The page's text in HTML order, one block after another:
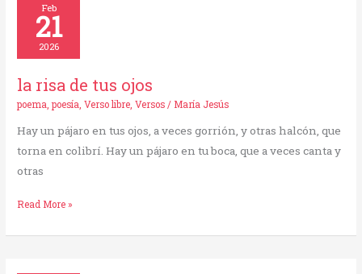
Feb
21
2026
la risa de tus ojos
poema,poesía,Verso libre,Versos / María Jesús
Hay un pájaro en tus ojos, a veces gorrión, y otras halcón, que
torna en colibrí. Hay un pájaro en tu boca, que a veces canta y
otras
tus
Read More »